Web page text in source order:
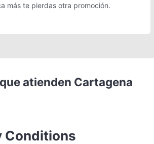
más te pierdas otra promoción.
atienden Cartagena
Conditions